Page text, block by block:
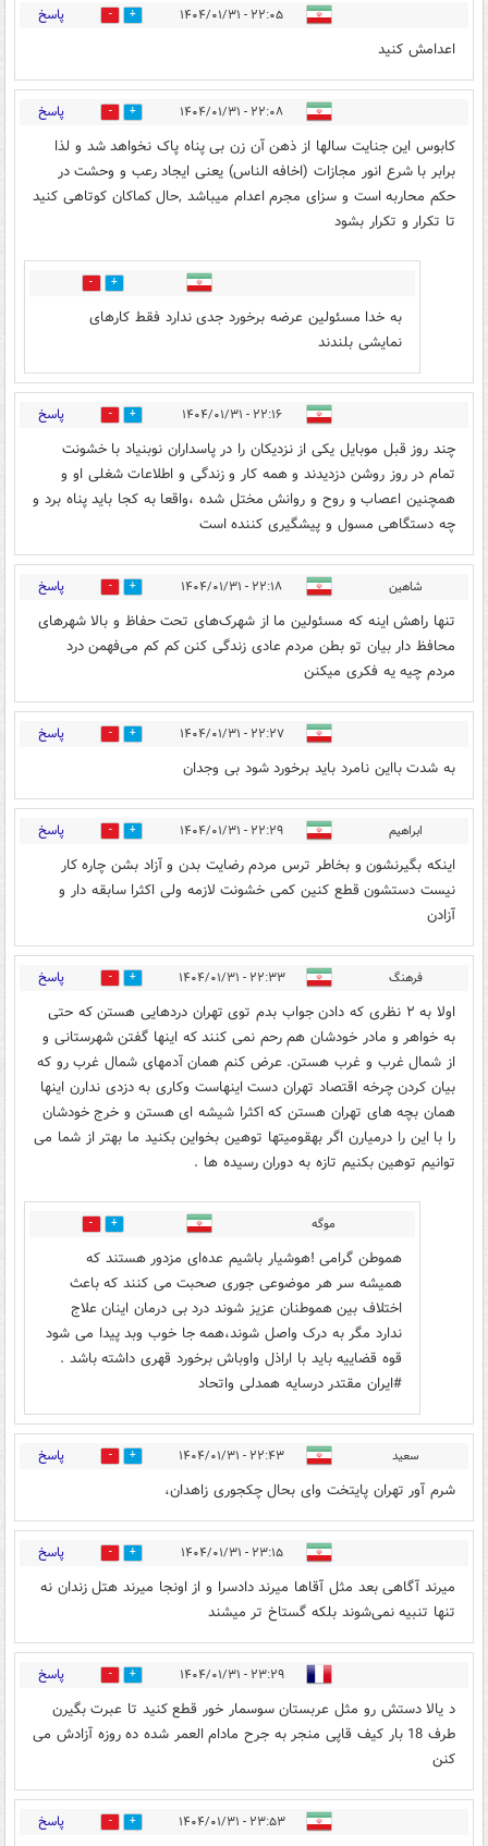
۲۲:۰۵ - ۱۴۰۴/۰۱/۳۱ 1 پاسخ
اعدامش کنید
۲۲:۰۸ - ۱۴۰۴/۰۱/۳۱ 6 پاسخ
کابوس این جنایت سالها از ذهن آن زن بی پناه پاک نخواهد شد و لذا
برابر با شرع انور مجازات (اخافه الناس) یعنی ایجاد رعب و وحشت در
حکم محاربه است و سزای مجرم اعدام میباشد ,حال کماکان کوتاهی کنید
تا تکرار و تکرار بشود
1
به خدا مسئولین عرضه برخورد جدی ندارد فقط کارهای
نمایشی بلندند
۲۲:۱۶ - ۱۴۰۴/۰۱/۳۱ 0 پاسخ
چند روز قبل موبایل یکی از نزدیکان را در پاسداران نوبنیاد با خشونت
تمام در روز روشن دزدیدند و همه کار و زندگی و اطلاعات شغلی او و
همچنین اعصاب و روح و روانش مختل شده ،واقعا به کجا باید پناه برد و
چه دستگاهی مسول و پیشگیری کننده است
شاهین ۲۲:۱۸ - ۱۴۰۴/۰۱/۳۱ 0 پاسخ
تنها راهش اینه که مسئولین ما از شهرک‌های تحت حفاظ و بالا شهرهای
محافظ دار بیان تو بطن مردم عادی زندگی کنن کم کم می‌فهمن درد
مردم چیه یه فکری میکنن
۲۲:۲۷ - ۱۴۰۴/۰۱/۳۱ 0 پاسخ
به شدت بااین نامرد باید برخورد شود بی وجدان
ابراهیم ۲۲:۲۹ - ۱۴۰۴/۰۱/۳۱ 0 پاسخ
اینکه بگیرنشون و بخاطر ترس مردم رضایت بدن و آزاد بشن چاره کار
نیست دستشون قطع کنین کمی خشونت لازمه ولی اکثرا سابقه دار و
آزادن
فرهنگ ۲۲:۳۳ - ۱۴۰۴/۰۱/۳۱ 0 پاسخ
اولا به ۲ نظری که دادن جواب بدم توی تهران دردهایی هستن که حتی
به خواهر و مادر خودشان هم رحم نمی کنند که اینها گفتن شهرستانی و
از شمال غرب و غرب هستن. عرض کنم همان آدمهای شمال غرب رو که
بیان کردن چرخه اقتصاد تهران دست اینهاست وکاری به دزدی ندارن اینها
همان بچه های تهران هستن که اکثرا شیشه ای هستن و خرج خودشان
را با این را درمیارن اگر بهقومیتها توهین بخواین بکنید ما بهتر از شما می
توانیم توهین بکنیم تازه به دوران رسیده ها .
موگه 0
هموطن گرامی !هوشیار باشیم عده‌ای مزدور هستند که
همیشه سر هر موضوعی جوری صحبت می کنند که باعث
اختلاف بین هموطنان عزیز شوند درد بی درمان اینان علاج
ندارد مگر به درک واصل شوند،همه جا خوب وبد پیدا می شود
قوه قضاییه باید با اراذل واوباش برخورد قهری داشته باشد .
#ایران مقتدر درسایه همدلی واتحاد
سعید ۲۲:۴۳ - ۱۴۰۴/۰۱/۳۱ 0 پاسخ
شرم آور تهران پایتخت وای بحال چکجوری زاهدان،
۲۳:۱۵ - ۱۴۰۴/۰۱/۳۱ 0 پاسخ
میرند آگاهی بعد مثل آقاها میرند دادسرا و از اونجا میرند هتل زندان نه
تنها تنبیه نمی‌شوند بلکه گستاخ تر میشند
۲۳:۲۹ - ۱۴۰۴/۰۱/۳۱ 0 پاسخ
د یالا دستش رو مثل عربستان سوسمار خور قطع کنید تا عبرت بگیرن
طرف 18 بار کیف قاپی منجر به جرح مادام العمر شده ده روزه آزادش می
کنن
۲۳:۵۳ - ۱۴۰۴/۰۱/۳۱ 0 پاسخ